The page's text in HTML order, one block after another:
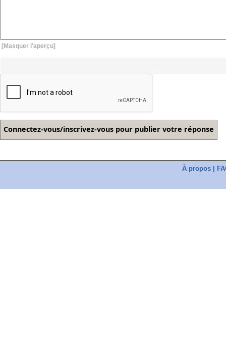
[Masquer l'aperçu]
À propos